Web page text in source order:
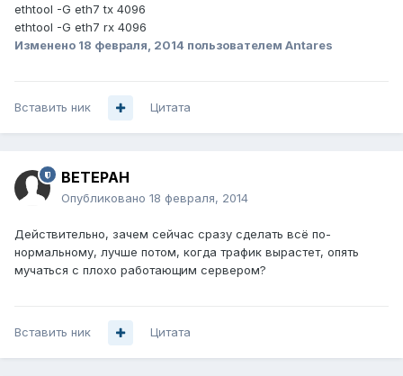
ethtool -G eth7 tx 4096
ethtool -G eth7 rx 4096
Изменено 18 февраля, 2014 пользователем Antares
Вставить ник Цитата
BETEPAH
Опубликовано 18 февраля, 2014
Действительно, зачем сейчас сразу сделать всё по-
нормальному, лучше потом, когда трафик вырастет, опять
мучаться с плохо работающим сервером?
Вставить ник Цитата